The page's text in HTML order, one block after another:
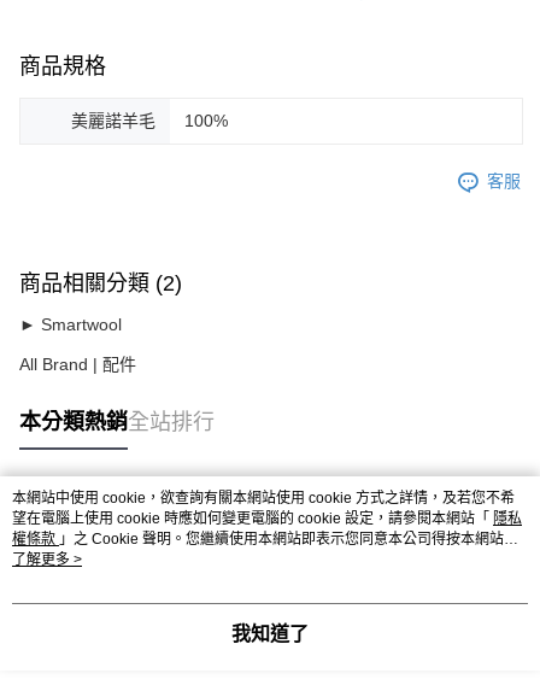
商品規格
美麗諾羊毛 100%
客服
商品相關分類 (2)
► Smartwool
All Brand | 配件
本分類熱銷全站排行
熱門標籤
本網站中使用 cookie，欲查詢有關本網站使用 cookie 方式之詳情，及若您不希
望在電腦上使用 cookie 時應如何變更電腦的 cookie 設定，請參閱本網站「 隱私
權條款 」之 Cookie 聲明。您繼續使用本網站即表示您同意本公司得按本網站使
用條款之 Cookie 聲明使用 cookie。
了解更多 >
我知道了